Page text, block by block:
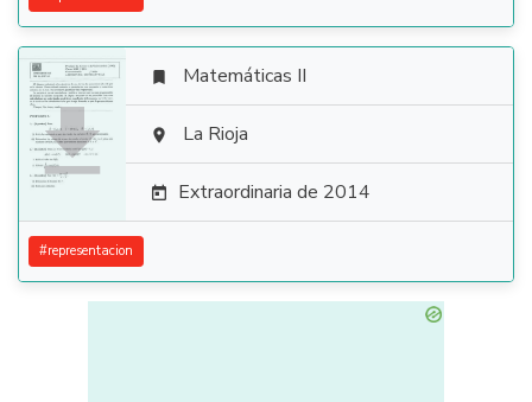

 Matemáticas II
 La Rioja
 Extraordinaria de 2014
#representacion